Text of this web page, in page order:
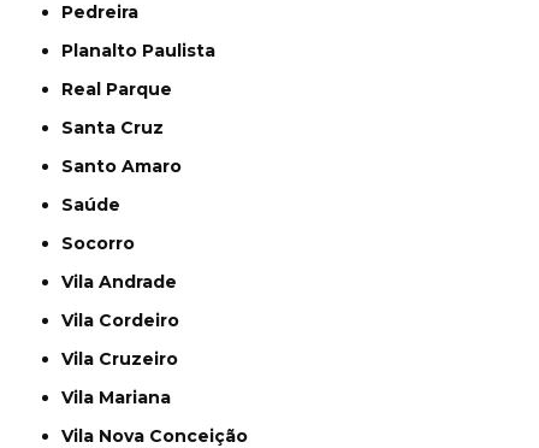
Pedreira
Planalto Paulista
Real Parque
Santa Cruz
Santo Amaro
Saúde
Socorro
Vila Andrade
Vila Cordeiro
Vila Cruzeiro
Vila Mariana
Vila Nova Conceição